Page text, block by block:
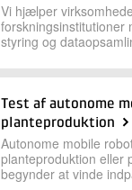
Vi hjælper
forskningsinstitutioner
styring og
Test af autonome
planteproduktion
Autonome mobile
planteproduktion eller
begynder at vinde